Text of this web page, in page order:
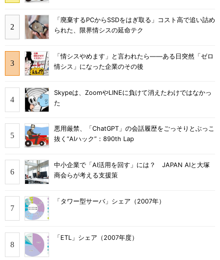
「廃棄するPCからSSDをはぎ取る」コスト高で追い詰め
られた、限界情シスの延命テク
「情シスやめます」と言われたら――ある日突然「ゼロ
情シス」になった企業のその後
Skypeは、ZoomやLINEに負けて消えたわけではなかっ
た
悪用厳禁、「ChatGPT」の会話履歴をごっそりとぶっこ
抜く“AIハック”：890th Lap
中小企業で「AI活用を回す」には？ JAPAN AIと大塚
商会らが考える支援策
「タワー型サーバ」シェア（2007年）
「ETL」シェア（2007年度）